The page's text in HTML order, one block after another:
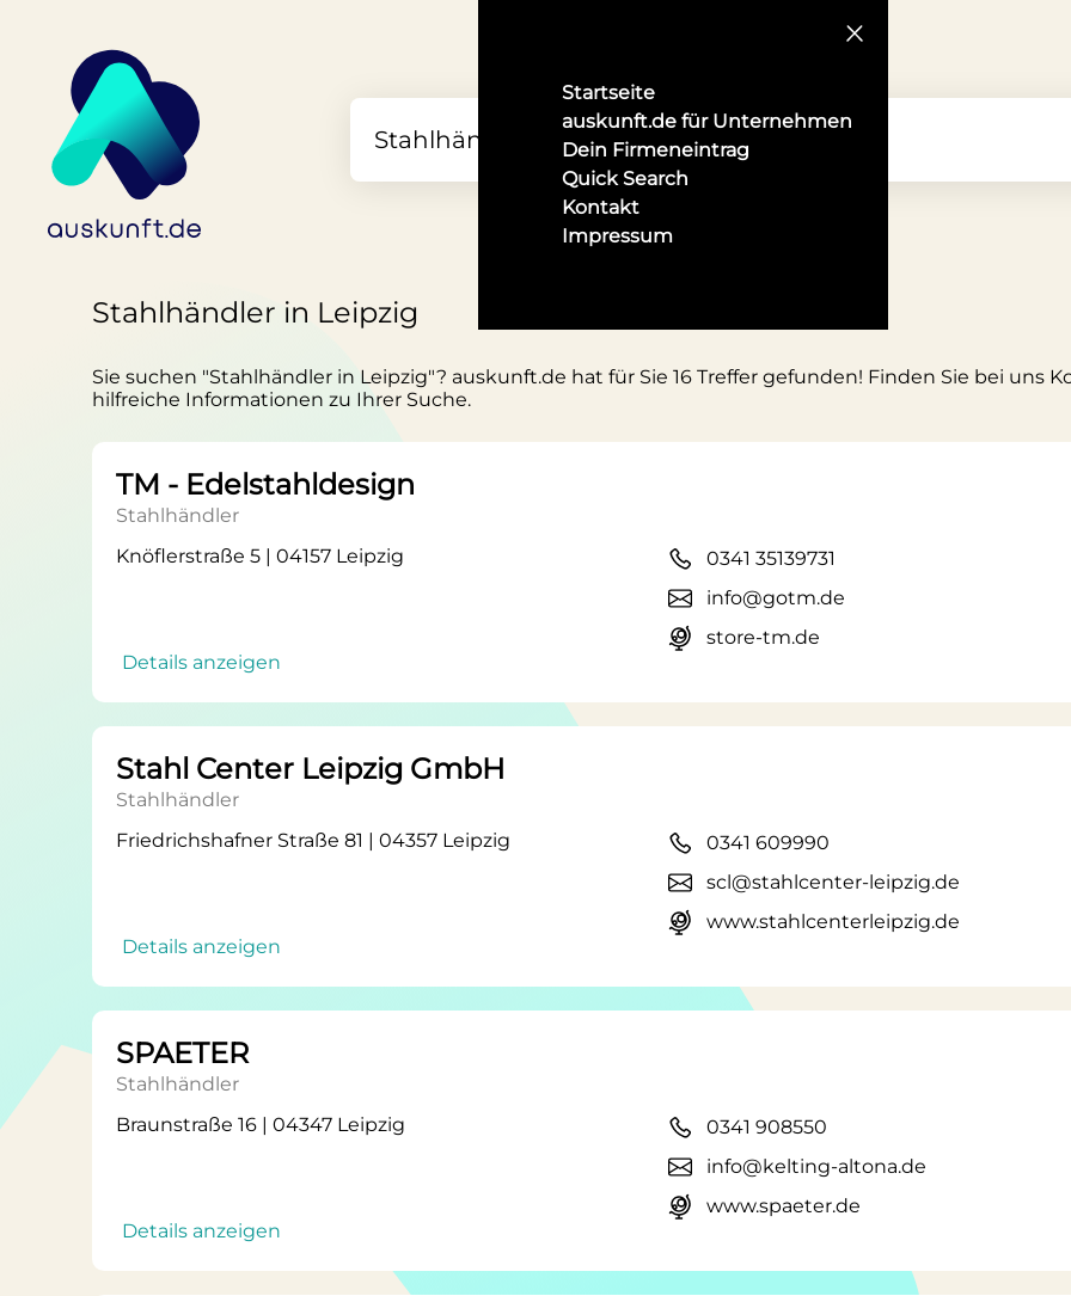
Startseite
auskunft.de für Unternehmen
Dein Firmeneintrag
Quick Search
Kontakt
Impressum
Stahlhändler in Leipzig
Sie suchen "Stahlhändler in Leipzig"? auskunft.de hat für Sie 16 Treffer gefunden! Finden Sie bei uns
hilfreiche Informationen zu Ihrer Suche.
TM - Edelstahldesign
Stahlhändler
Knöflerstraße 5 | 04157 Leipzig
Details anzeigen
0341 35139731
info@gotm.de
store-tm.de
Stahl Center Leipzig GmbH
Stahlhändler
Friedrichshafner Straße 81 | 04357 Leipzig
Details anzeigen
0341 609990
scl@stahlcenter-leipzig.de
www.stahlcenterleipzig.de
SPAETER
Stahlhändler
Braunstraße 16 | 04347 Leipzig
Details anzeigen
0341 908550
info@kelting-altona.de
www.spaeter.de